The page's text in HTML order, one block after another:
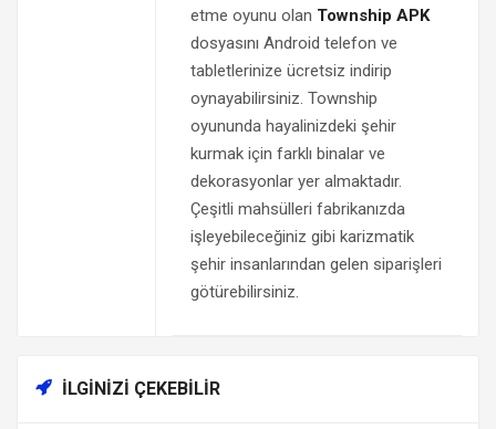
etme oyunu olan Township APK
dosyasını Android telefon ve
tabletlerinize ücretsiz indirip
oynayabilirsiniz. Township
oyununda hayalinizdeki şehir
kurmak için farklı binalar ve
dekorasyonlar yer almaktadır.
Çeşitli mahsülleri fabrikanızda
işleyebileceğiniz gibi karizmatik
şehir insanlarından gelen siparişleri
götürebilirsiniz.
İLGINIZI ÇEKEBILIR